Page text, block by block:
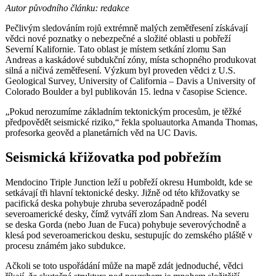
Autor původního článku: redakce
Pečlivým sledováním rojů extrémně malých zemětřesení získávají
vědci nové poznatky o nebezpečné a složité oblasti u pobřeží
Severní Kalifornie. Tato oblast je místem setkání zlomu San
Andreas a kaskádové subdukční zóny, místa schopného produkovat
silná a ničivá zemětřesení. Výzkum byl proveden vědci z U.S.
Geological Survey, University of California – Davis a University of
Colorado Boulder a byl publikován 15. ledna v časopise Science.
„Pokud nerozumíme základním tektonickým procesům, je těžké
předpovědět seismické riziko,“ řekla spoluautorka Amanda Thomas,
profesorka geověd a planetárních věd na UC Davis.
Seismická křižovatka pod pobřežím
Mendocino Triple Junction leží u pobřeží okresu Humboldt, kde se
setkávají tři hlavní tektonické desky. Jižně od této křižovatky se
pacifická deska pohybuje zhruba severozápadně podél
severoamerické desky, čímž vytváří zlom San Andreas. Na severu
se deska Gorda (nebo Juan de Fuca) pohybuje severovýchodně a
klesá pod severoamerickou desku, sestupujíc do zemského pláště v
procesu známém jako subdukce.
Ačkoli se toto uspořádání může na mapě zdát jednoduché, vědci